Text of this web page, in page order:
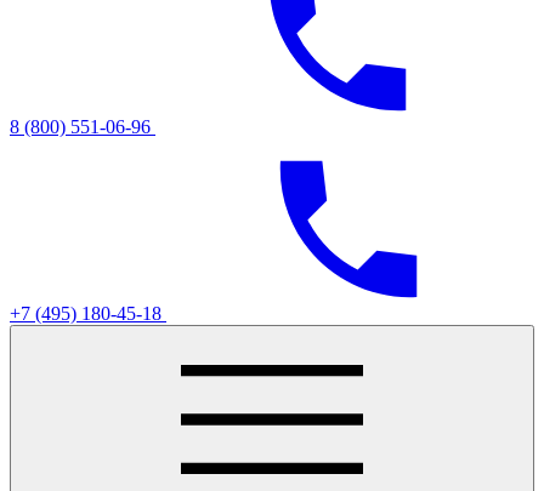
8 (800) 551-06-96
+7 (495) 180-45-18